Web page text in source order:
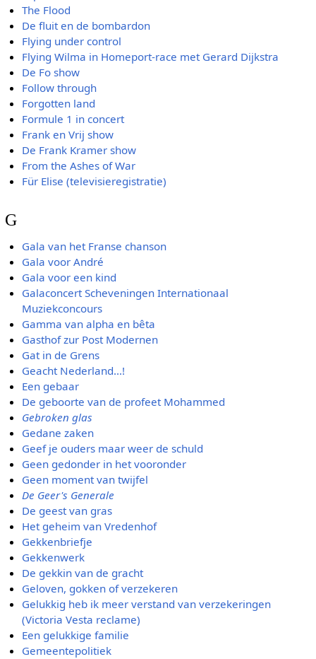
The Flood
De fluit en de bombardon
Flying under control
Flying Wilma in Homeport-race met Gerard Dijkstra
De Fo show
Follow through
Forgotten land
Formule 1 in concert
Frank en Vrij show
De Frank Kramer show
From the Ashes of War
Für Elise (televisieregistratie)
G
Gala van het Franse chanson
Gala voor André
Gala voor een kind
Galaconcert Scheveningen Internationaal
Muziekconcours
Gamma van alpha en bêta
Gasthof zur Post Modernen
Gat in de Grens
Geacht Nederland...!
Een gebaar
De geboorte van de profeet Mohammed
Gebroken glas
Gedane zaken
Geef je ouders maar weer de schuld
Geen gedonder in het vooronder
Geen moment van twijfel
De Geer's Generale
De geest van gras
Het geheim van Vredenhof
Gekkenbriefje
Gekkenwerk
De gekkin van de gracht
Geloven, gokken of verzekeren
Gelukkig heb ik meer verstand van verzekeringen
(Victoria Vesta reclame)
Een gelukkige familie
Gemeentepolitiek